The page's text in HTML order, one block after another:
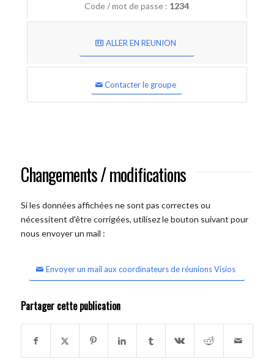
Code / mot de passe : 1234
ALLER EN REUNION
Contacter le groupe
Changements / modifications
Si les données affichées ne sont pas correctes ou
nécessitent d'être corrigées, utilisez le bouton suivant pour
nous envoyer un mail :
Envoyer un mail aux coordinateurs de réunions Visios
Partager cette publication